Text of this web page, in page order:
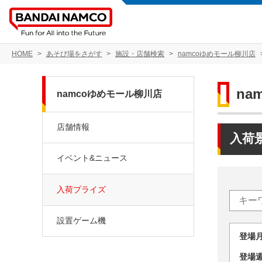
HOME あそび場をさがす 施設・店舗検索 namcoゆめモール柳川店
入荷
登
登
namcoゆめモール柳川店
店舗情報
イベント&ニュース
入荷プライズ
設置ゲーム機